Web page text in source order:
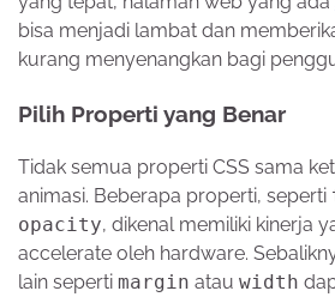
bisa menjadi lambat dan
kurang menyenangkan bagi
Pilih Properti yang Benar
Tidak semua properti CSS sama
animasi. Beberapa properti, seperti
opacity, dikenal memiliki kinerja
accelerate oleh hardware.
lain seperti margin atau width